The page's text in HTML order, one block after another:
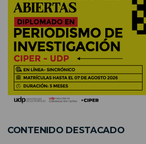
CONTENIDO DESTACADO